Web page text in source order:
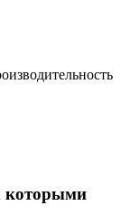
которыми